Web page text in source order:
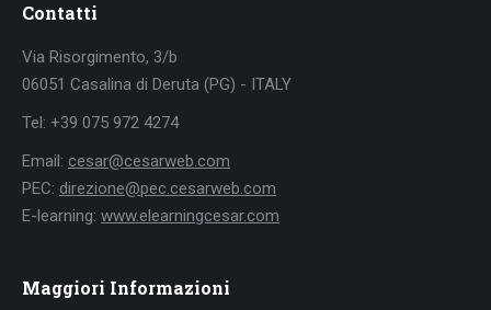
Contatti
Via Risorgimento, 3/b
06051 Casalina di Deruta (PG) - ITALY
Tel: +39 075 972 4274
Email: cesar@cesarweb.com
PEC: direzione@pec.cesarweb.com
E-learning: www.elearningcesar.com
Maggiori Informazioni